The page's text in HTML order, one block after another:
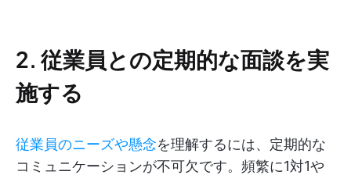
2. 従業員との定期的な面談を実
施する
従業員のニーズや懸念を理解するには、定期的な
コミュニケーションが不可欠です。頻繁に1対1や